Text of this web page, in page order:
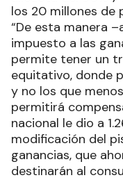
los 20 millones de
“De esta manera
impuesto a las
permite tener un
equitativo, donde
y no los que
permitirá
nacional le dio a
modificación del
ganancias, que
destinarán al